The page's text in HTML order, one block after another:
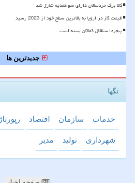
کالا برگ خردسالان دارای سوءتغذیه شارژ شد
قیمت گاز در اروپا به بالاترین سطح خود از 2023 رسید
پنجره استقلال کماکان بسته است
جدیدترین ها
تگها
خدمات سازمان اقتصاد رپورتاژ
شهرداری تولید مدیر